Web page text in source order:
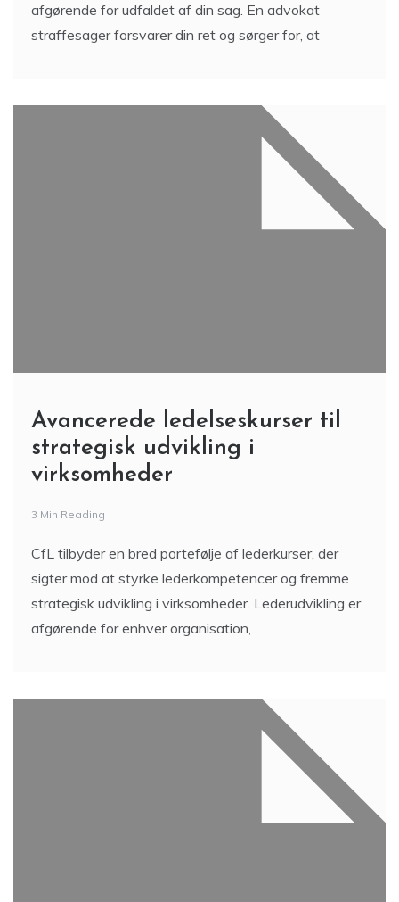
afgørende for udfaldet af din sag. En advokat
straffesager forsvarer din ret og sørger for, at
Avancerede ledelseskurser til
strategisk udvikling i
virksomheder
3 Min Reading
CfL tilbyder en bred portefølje af lederkurser, der
sigter mod at styrke lederkompetencer og fremme
strategisk udvikling i virksomheder. Lederudvikling er
afgørende for enhver organisation,